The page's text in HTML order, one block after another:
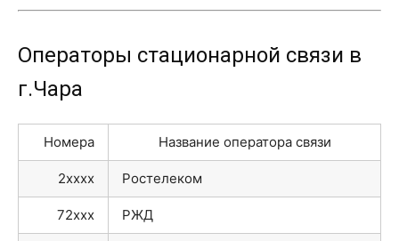
Операторы стационарной связи в
г.Чара
Номера Название оператора связи
2xxxx Ростелеком
72xxx РЖД